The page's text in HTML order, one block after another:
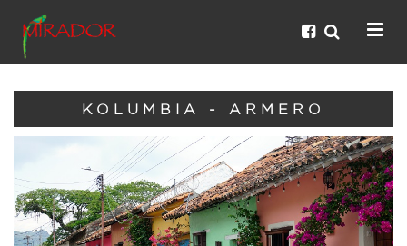
KOLUMBIA - ARMERO